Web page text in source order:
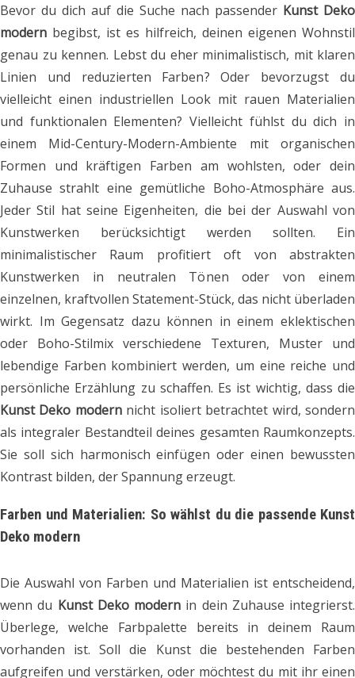
Bevor du dich auf die Suche nach passender Kunst Deko
modern begibst, ist es hilfreich, deinen eigenen Wohnstil
genau zu kennen. Lebst du eher minimalistisch, mit klaren
Linien und reduzierten Farben? Oder bevorzugst du
vielleicht einen industriellen Look mit rauen Materialien
und funktionalen Elementen? Vielleicht fühlst du dich in
einem Mid-Century-Modern-Ambiente mit organischen
Formen und kräftigen Farben am wohlsten, oder dein
Zuhause strahlt eine gemütliche Boho-Atmosphäre aus.
Jeder Stil hat seine Eigenheiten, die bei der Auswahl von
Kunstwerken berücksichtigt werden sollten. Ein
minimalistischer Raum profitiert oft von abstrakten
Kunstwerken in neutralen Tönen oder von einem
einzelnen, kraftvollen Statement-Stück, das nicht überladen
wirkt. Im Gegensatz dazu können in einem eklektischen
oder Boho-Stilmix verschiedene Texturen, Muster und
lebendige Farben kombiniert werden, um eine reiche und
persönliche Erzählung zu schaffen. Es ist wichtig, dass die
Kunst Deko modernnicht isoliert betrachtet wird, sondern
als integraler Bestandteil deines gesamten Raumkonzepts.
Sie soll sich harmonisch einfügen oder einen bewussten
Kontrast bilden, der Spannung erzeugt.
Farben und Materialien: So wählst du die passende Kunst
Deko modern
Die Auswahl von Farben und Materialien ist entscheidend,
wenn du Kunst Deko modern in dein Zuhause integrierst.
Überlege, welche Farbpalette bereits in deinem Raum
vorhanden ist. Soll die Kunst die bestehenden Farben
aufgreifen und verstärken, oder möchtest du mit ihr einen